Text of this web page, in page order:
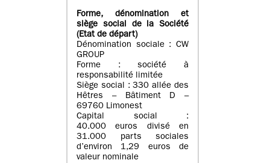
Forme, dénomination et
siège social de la Société
(Etatde départ)
Dénomination sociale : CW
GROUP
Forme : société à
responsabilité limitée
Siège social : 330 allée des
Hêtres – Bâtiment D –
69760 Limonest
Capital social :
40.000 euros divisé en
31.000 parts sociales
d’environ 1,29 euros de
valeur nominale